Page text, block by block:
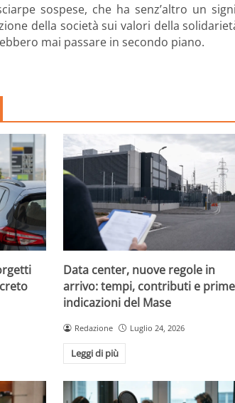
sospese, che ha senz’altro un
della società sui valori della
mai passare in secondo piano.
Data center, nuove regole in
arrivo: tempi, contributi e prime
indicazioni del Mase
Redazione Luglio 24, 2026
Leggi di più